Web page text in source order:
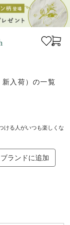
入荷）の一覧
ける人がいつも楽しくな
ランドに追加